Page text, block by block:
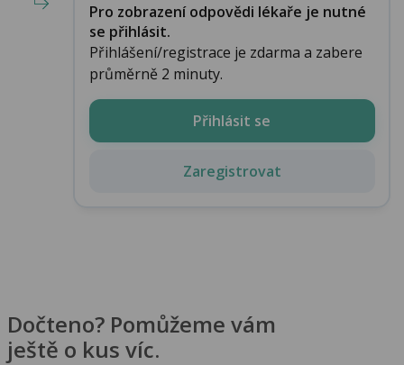
Pro zobrazení odpovědi lékaře je nutné
se přihlásit.
Přihlášení/registrace je zdarma a zabere
průměrně 2 minuty.
Přihlásit se
Zaregistrovat
Dočteno? Pomůžeme vám
ještě o kus víc.